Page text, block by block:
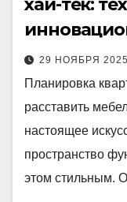
хай-тек:
29 НОЯБРЯ 2025
Планировка
расставить
настоящее
пространство
этом стильным.